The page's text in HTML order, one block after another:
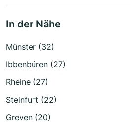
In der Nähe
Münster (32)
Ibbenbüren (27)
Rheine (27)
Steinfurt (22)
Greven (20)